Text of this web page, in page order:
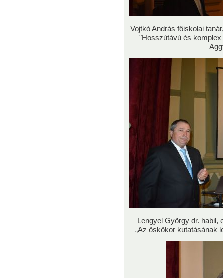
Vojtkó András főiskolai
"Hosszútávú és
Lengyel György dr.
„Az őskőkor kutatásának